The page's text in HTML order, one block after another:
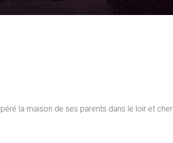
la maison de ses parents dans le loir et cher